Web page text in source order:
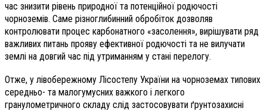
час знизити рівень природної та потенційної родючості
чорноземів. Саме різноглибинний обробіток дозволяв
контролювати процес карбонатного «засолення», вирішувати ряд
важливих питань прояву ефективної родючості та не вилучати
землі на довгий час під утриманням у стані перелогу.
Отже, у лівобережному Лісостепу України на чорноземах типових
середньо- та малогумусних важкого і легкого
гранулометричного складу слід застосовувати ґрунтозахисні